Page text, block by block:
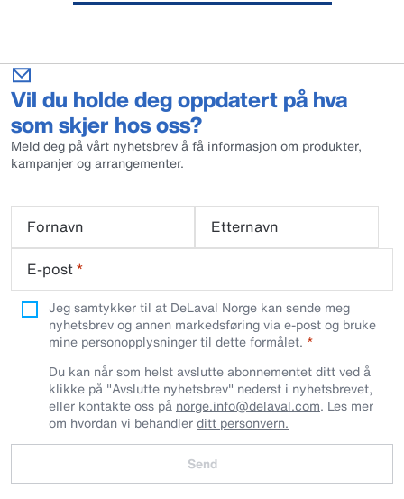
Vil du holde deg oppdatert på hva
som skjer hos oss?
Meld deg på vårt nyhetsbrev å få informasjon om produkter,
kampanjer og arrangementer.
Fornavn
Etternavn
E-post*
Jeg samtykker til at DeLaval Norge kan sende meg
nyhetsbrev og annen markedsføring via e-post og bruke
mine personopplysninger til dette formålet.
Du kan når som helst avslutte abonnementet ditt ved å
klikke på "Avslutte nyhetsbrev" nederst i nyhetsbrevet,
eller kontakte oss på norge.info@delaval.com. Les mer
om hvordan vi behandlerditt personvern.
Send